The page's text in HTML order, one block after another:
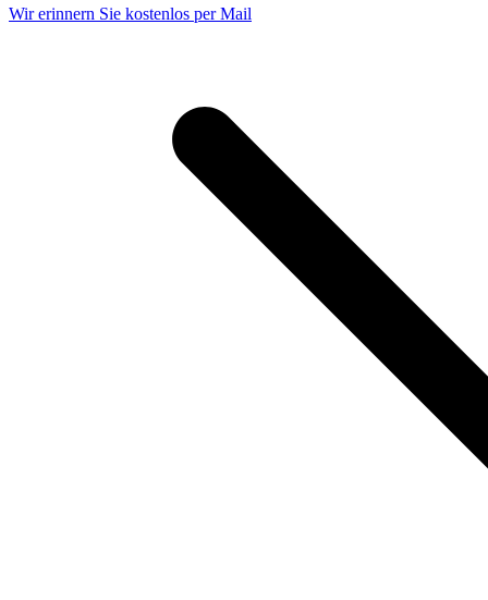
Wir erinnern Sie kostenlos per Mail